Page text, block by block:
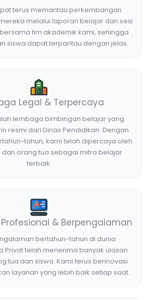
terus memantau perkembangan
melalui laporan belajar dan sesi
tim akademik kami, sehingga
siswa dapat terpantau dengan jelas.
Legal & Terpercaya
lembaga bimbingan belajar yang
resmi dari Dinas Pendidikan. Dengan
tahun, kami telah dipercaya oleh
dan orang tua sebagai mitra belajar
terbaik.
& Berpengalaman
bertahun-tahun di dunia
Privat telah menerima banyak ulasan
tua dan siswa. Kami terus berinovasi
layanan yang lebih baik setiap saat.